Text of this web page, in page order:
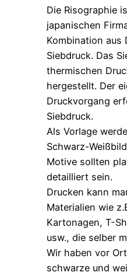
Die Risographie
japanischen
Kombination aus
Siebdruck. Das
thermischen
hergestellt. Der
Druckvorgang
Siebdruck.
Als Vorlage
Schwarz-
Motive sollten
detailliert sein.
Drucken kann
Materialien wie
Kartonagen, T-
usw., die selber
Wir haben vor
schwarze und